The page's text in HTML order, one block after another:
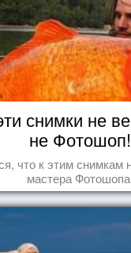
снимки не
не Фотошоп!
что к этим снимкам
мастера